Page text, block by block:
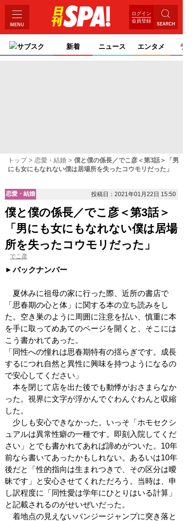
ログイン
会員登録
サブスク 新着 ニュース エンタメ ライ
トップ 恋愛・結婚
僕と僕の係長／でこ彦＜第3話＞「男
にも女にもなれない僕は居場所を失ったコウモリだった」
恋愛・結婚 投稿日：2021年01月22日 15:50
僕と僕の係長／でこ彦＜第3話＞
「男にも女にもなれない僕は居場
所を失ったコウモリだった」
でこ彦
バックナンバー
夏休みに祖母の家に行った際、近所の書店で
「思春期の心と体」に関する本の立ち読みをし
た。空き巣のように周囲に注意を払い、慎重に本
を手に取ってめあてのページを開くと、そこには
こう書かれてあった。
「同性への憧れは思春期特有の揺らぎです。成長
するにつれ自然と異性に興味を持つようになるの
で安心してください」
本を閉じて店を出た後でも動悸がおさまらなか
った。視界に文字が浮かんでぐわんぐわんと収縮
した。
少しも安心できなかった。いっそ「ホモセクシ
ュアルは異常性癖の一種です。即刻入院してくだ
さい」とでも書かれてあれば諦めがついた。10年
前なら書いてあったかもしれない。あるいは10年
後だと「性的指向は生まれつきで、その区分は曖
昧です」と安心させてくれただろう。当時は、申
し訳程度に「同性愛は学年にひとりはいる計算」
と記載されるのがせいぜいだった。
着地点の見えないバンジージャンプに突き落と